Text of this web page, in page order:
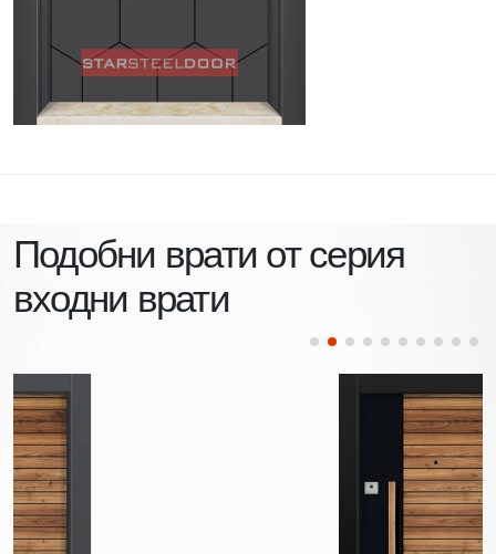
Подобни врати от серия
входни врати